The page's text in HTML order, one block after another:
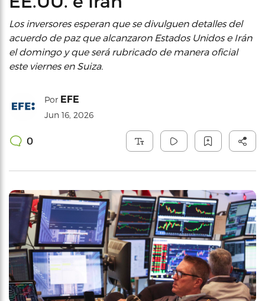
Los inversores esperan que se divulguen detalles del
acuerdo de paz que alcanzaron Estados Unidos e Irán
el domingo y que será rubricado de manera oficial
este viernes en Suiza.
Por EFE
Jun 16, 2026
0